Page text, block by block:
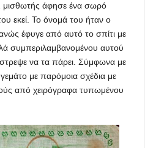
μισθωτής άφησε ένα σωρό
εκεί. Το όνομά του ήταν ο
έφυγε από αυτό το σπίτι με
συμπεριλαμβανομένου αυτού
να τα πάρει. Σύμφωνα με
με παρόμοια σχέδια με
από χειρόγραφα τυπωμένου